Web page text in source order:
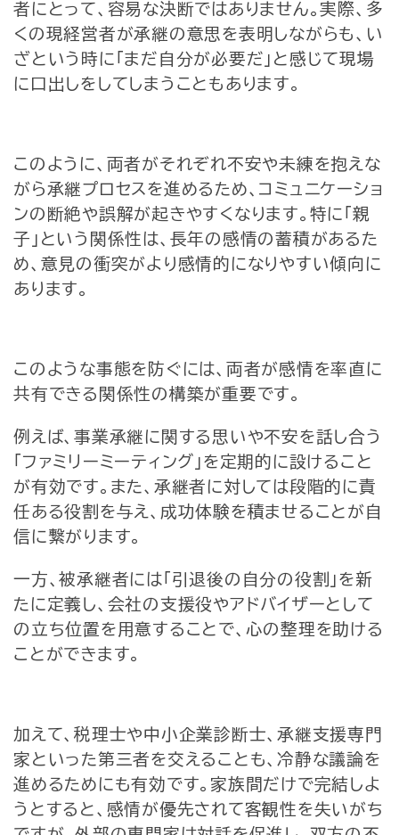
者にとって、容易な決断ではありません。実際、多
くの現経営者が承継の意思を表明しながらも、い
ざという時に「まだ自分が必要だ」と感じて現場
に口出しをしてしまうこともあります。
このように、両者がそれぞれ不安や未練を抱えな
がら承継プロセスを進めるため、コミュニケーショ
ンの断絶や誤解が起きやすくなります。特に「親
子」という関係性は、長年の感情の蓄積があるた
め、意見の衝突がより感情的になりやすい傾向に
あります。
このような事態を防ぐには、両者が感情を率直に
共有できる関係性の構築が重要です。
例えば、事業承継に関する思いや不安を話し合う
「ファミリーミーティング」を定期的に設けること
が有効です。また、承継者に対しては段階的に責
任ある役割を与え、成功体験を積ませることが自
信に繋がります。
一方、被承継者には「引退後の自分の役割」を新
たに定義し、会社の支援役やアドバイザーとして
の立ち位置を用意することで、心の整理を助ける
ことができます。
加えて、税理士や中小企業診断士、承継支援専門
家といった第三者を交えることも、冷静な議論を
進めるためにも有効です。家族間だけで完結しよ
うとすると、感情が優先されて客観性を失いがち